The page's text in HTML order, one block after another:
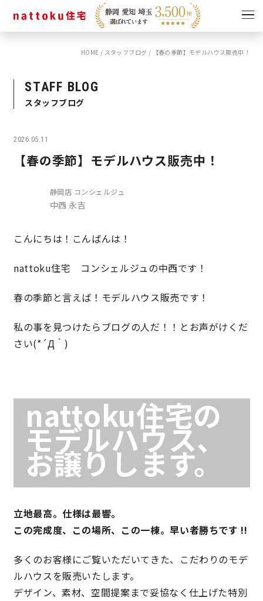
ショールーム
スタッフブログ
営業時間／10:00～20:00 定休日／年末年始
OWNER’S SITE オーナーズサイト
nattoku グループコーポレートサイト
nattoku住宅 10のこだわり
理想の暮らしを引き出すデザイン力
家具まで標準仕様の空間コーディネート
HOME / スタッフブログ / 【春の季節】モデルハウス販売中！
STAFF BLOG
スタッフブログ
2026.05.11
【春の季節】モデルハウス販売中！
静岡店 コンシェルジュ
中西 永吉
こんにちは！こんばんは！
nattoku住宅 コンシェルジュの中西です！
春の季節と言えば！モデルハウス販売です！
私の事を見つけたらブログの人だ！！とお声がけくだ
さい(*´Д｀)
nattoku住宅の
モデルハウス、
お譲りします。
立地最高。仕様は最響。
この完成度、この場所、この一棟。早い者勝ちです !!
多くのお客様にご覧いただいてきた、こだわりのモデ
ルハウスを販売いたします。
デザイン、素材、空間提案まで妥協なく仕上げた特別